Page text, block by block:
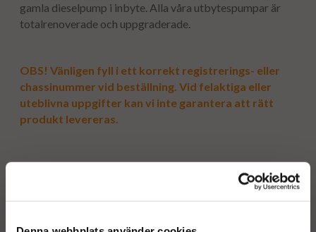
gamla dieselpump i inbyte. Alla våra utbytespumpar är
totalrenoverade och uppgraderade.
OBS! Vänligen fyll i ett korrekt registrerings- eller
chassinummer vid beställning. Vid felaktiga eller
uteblivna uppgifter kan vi inte garantera att rätt
produkt levereras.
Modell: Peugeot Boxer
Hk: 145